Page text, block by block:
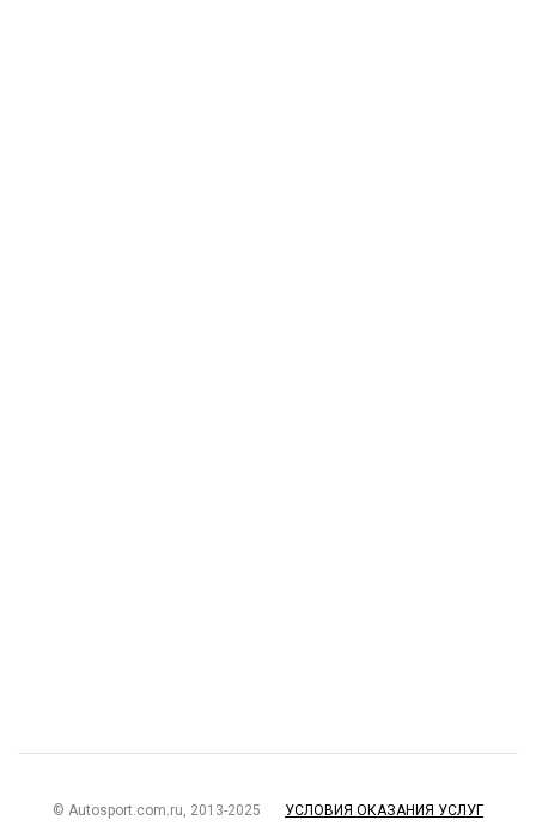
© Autosport.com.ru, 2013-2025 УСЛОВИЯ ОКАЗАНИЯ УСЛУГ